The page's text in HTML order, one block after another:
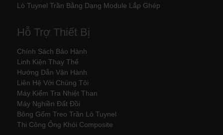
Lò Tuynel Trần Bằng Dạng Module Lắp Ghép
Hỗ Trợ Thiết Bị
Chính Sách Bảo Hành
Linh Kiện Thay Thế
Hướng Dẫn Vận Hành
Liên Hệ Với Chúng Tôi
Máy Kiểm Tra Nhiệt Than
Máy Nghiền Đất Đồi
Bông Gốm Treo Trần Lò Tuynel
Thi Công Ống Khói Composite